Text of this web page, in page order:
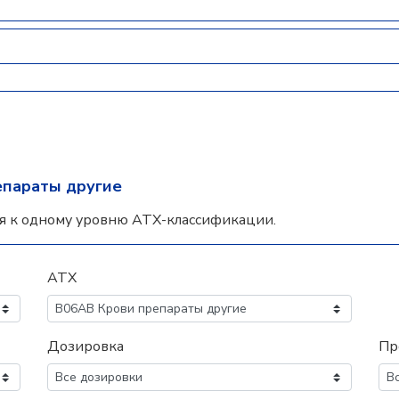
другие
к одному уровню АТХ-классификации.
АТХ
Дозировка